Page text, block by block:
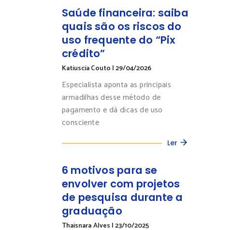
Saúde financeira: saiba
quais são os riscos do
uso frequente do “Pix
crédito”
Katiuscia Couto |29/04/2026
Especialista aponta as principais
armadilhas desse método de
pagamento e dá dicas de uso
consciente
Ler
6 motivos para se
envolver com projetos
de pesquisa durante a
graduação
Thaisnara Alves |23/10/2025